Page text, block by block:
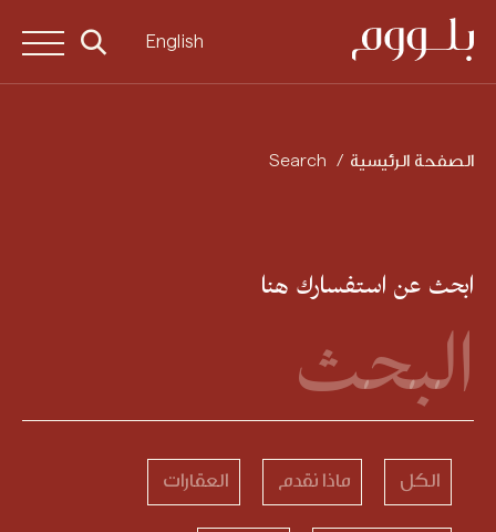
English
الصفحة الرئيسية Search
ابحث عن استفسارك هنا
الكل ماذا نقدم العقارات